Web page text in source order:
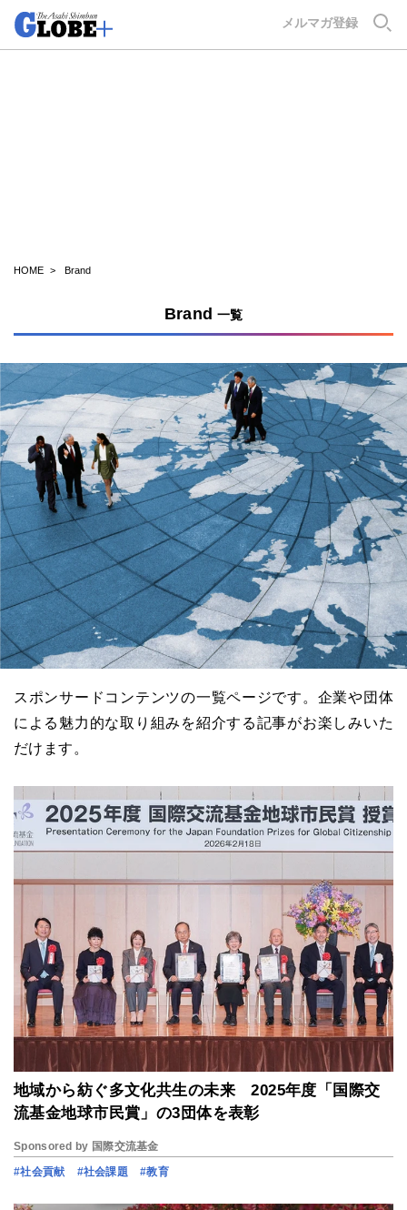
メルマガ登録
HOME Brand
Brand 一覧
スポンサードコンテンツの一覧ページです。企業や団体
による魅力的な取り組みを紹介する記事がお楽しみいた
だけます。
地域から紡ぐ多文化共生の未来 2025年度「国際交
流基金地球市民賞」の3団体を表彰
Sponsored by 国際交流基金
#社会貢献
#社会課題 #教育